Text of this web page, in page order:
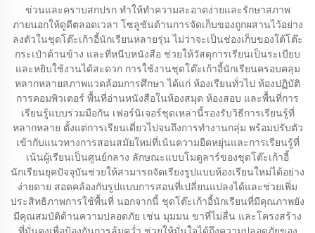
ข่วนและคราบสกปรก ทำให้ทำความสะอาดง่ายและรักษาสภาพ
ภายนอกให้ดูดีตลอดเวลา โซลูชันด้านการจัดเก็บของถูกผสานไว้อย่าง
ลงตัวในชุดโต๊ะเก้าอี้นักเรียนหลายรุ่น ไม่ว่าจะเป็นช่องเก็บของใต้โต๊ะ
กระเป๋าด้านข้าง และที่หนีบหนังสือ ช่วยให้วัสดุการเรียนเป็นระเบียบ
และหยิบใช้งานได้สะดวก การใช้งานชุดโต๊ะเก้าอี้นักเรียนครอบคลุม
หลากหลายสภาพแวดล้อมการศึกษา ได้แก่ ห้องเรียนทั่วไป ห้องปฏิบัติ
การคอมพิวเตอร์ พื้นที่อ่านหนังสือในห้องสมุด ห้องสอบ และพื้นที่การ
เรียนรู้แบบร่วมมือกัน เฟอร์นิเจอร์ชุดเหล่านี้รองรับวิธีการเรียนรู้ที่
หลากหลาย ตั้งแต่การเรียนเดี่ยวไปจนถึงการทำงานกลุ่ม พร้อมปรับตัว
เข้ากับแนวทางการสอนสมัยใหม่ที่เน้นความยืดหยุ่นและการเรียนรู้ที่
เน้นผู้เรียนเป็นศูนย์กลาง ลักษณะแบบโมดูลาร์ของชุดโต๊ะเก้าอี้
นักเรียนยุคปัจจุบันช่วยให้สามารถจัดเรียงรูปแบบห้องเรียนใหม่ได้อย่าง
ง่ายดาย สอดคล้องกับรูปแบบการสอนที่เปลี่ยนแปลงได้และช่วยเพิ่ม
ประสิทธิภาพการใช้พื้นที่ นอกจากนี้ ชุดโต๊ะเก้าอี้นักเรียนที่มีคุณภาพยัง
มีคุณสมบัติด้านความปลอดภัย เช่น มุมมน ขาที่ไม่ลื่น และโครงสร้าง